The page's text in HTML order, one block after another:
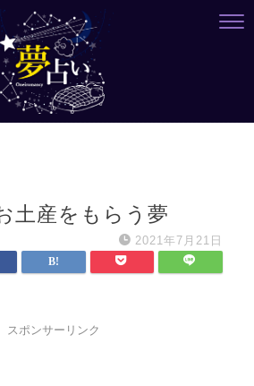
土産をもらう夢
2021年7月21日
スポンサーリンク